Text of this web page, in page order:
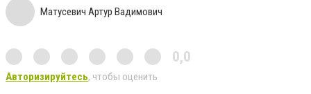
Матусевич Артур Вадимович
0,0
Авторизируйтесь, чтобы оценить